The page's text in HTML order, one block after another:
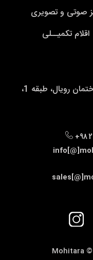
صوتی و تصویری
اقلام تکمیــلی
تهران، اقدسیه، نرسیده به لنگری، ساختمان رویال، طبقه 1،
+98
Mohitara